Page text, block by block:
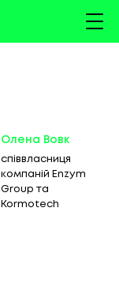
Олена Вовк
співвласниця
компаній Enzym
Group та
Kormotech